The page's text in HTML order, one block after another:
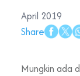
April 2019
Share
Mungkin ada